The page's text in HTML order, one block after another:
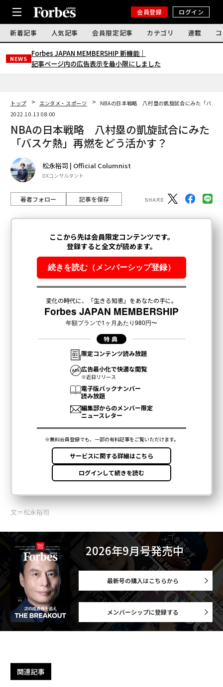
会員登録 ログイン
新着記事 人気記事 会員限定記事 カテゴリ 連載
NEWS
Forbes JAPAN MEMBERSHIP 新機能｜
記事ページ内の広告表示を最小限にしました
トップ エンタメ・スポーツ
NBAの日本戦略 八村塁の凱旋試合にみた「バス
2022.10.13 08:00
NBAの日本戦略 八村塁の凱旋試合にみた
「バスケ熱」再燃をどう活かす？
松永裕司 | Official Columnist
DXコンサルタント
著者フォロー 記事を保存
文＝松永裕司
2026年9月号発売中
最新号の購入はこちらから
メンバーシップに登録する
関連記事